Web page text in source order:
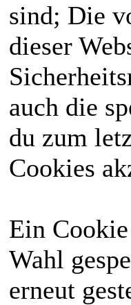
sind; Die
dieser
auch die
du zum
Cookies
Ein
Wahl
erneut